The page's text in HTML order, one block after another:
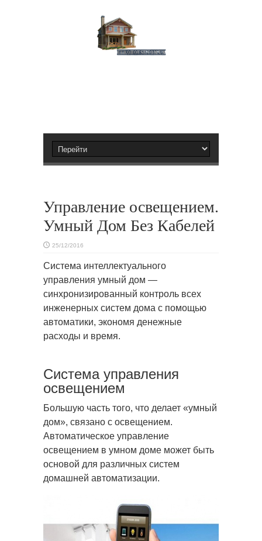
Управление освещением.
Умный Дом Без Кабелей
25/12/2016
Система интеллектуального
управления умный дом —
синхронизированный контроль всех
инженерных систем дома с помощью
автоматики, экономя денежные
расходы и время.
Система управления
освещением
Большую часть того, что делает «умный
дом», связано с освещением.
Автоматическое управление
освещением в умном доме может быть
основой для различных систем
домашней автоматизации.